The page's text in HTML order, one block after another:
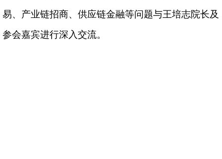
易、产业链招商、供应链金融等问题与王培志院长及
参会嘉宾进行深入交流。